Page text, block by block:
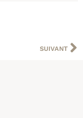
SUIVANT